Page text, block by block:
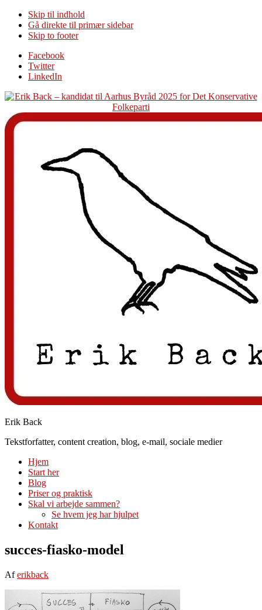
Skip til indhold
Gå direkte til primær sidebar
Skip to footer
Additional
menu
Facebook
Twitter
LinkedIn
Erik Back
Tekstforfatter, content creation, blog, e-mail, sociale medier
Hjem
Start her
Blog
Priser og praktisk
Skal vi arbejde sammen?
Se hvem jeg har hjulpet
Kontakt
succes-fiasko-model
Aferikback